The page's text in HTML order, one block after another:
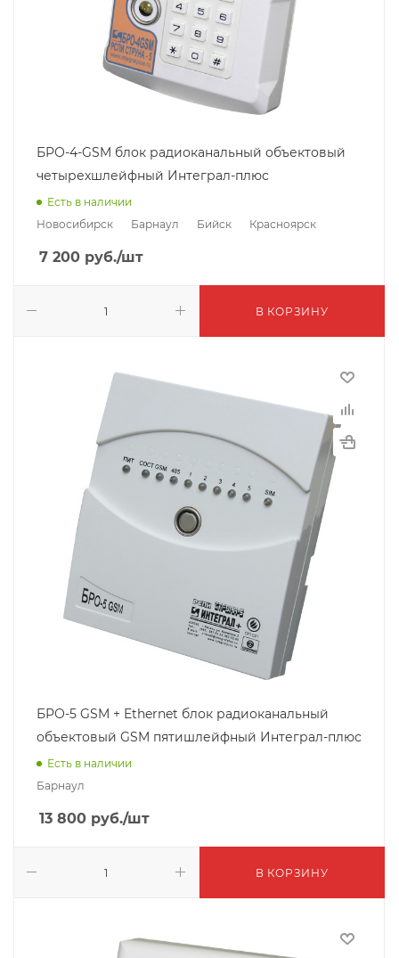
БРО-4-GSM блок радиоканальный объектовый
четырехшлейфный Интеграл-плюс
Есть в наличии
Новосибирск
Барнаул Бийск Красноярск
7 200 руб./шт
В КОРЗИНУ
БРО-5 GSM + Ethernet блок радиоканальный
объектовый GSM пятишлейфный Интеграл-плюс
Есть в наличии
Барнаул
13 800 руб./шт
В КОРЗИНУ